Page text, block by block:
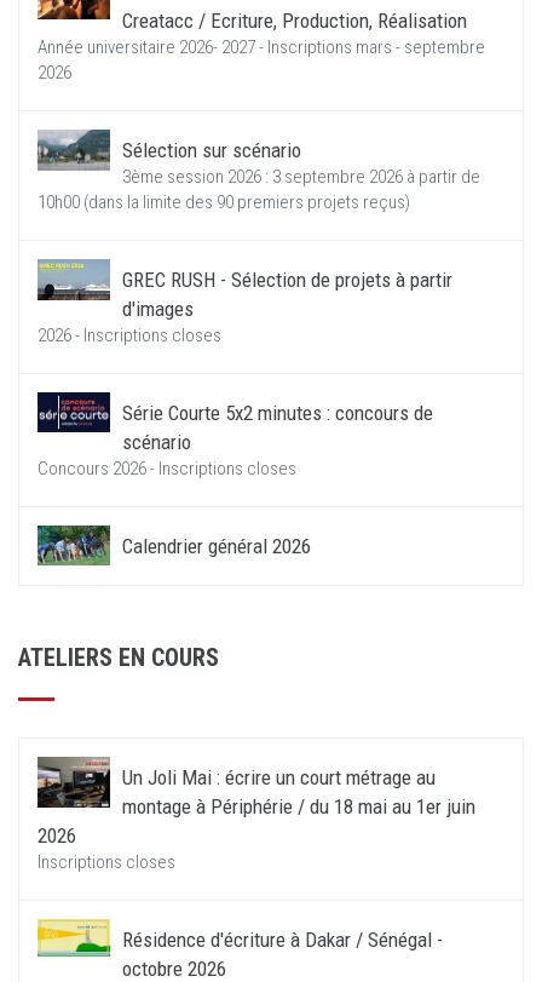
Creatacc / Ecriture, Production, Réalisation
Année universitaire 2026- 2027 - Inscriptions mars - septembre
2026
Sélection sur scénario
3ème session 2026 : 3 septembre 2026 à partir de
10h00 (dans la limite des 90 premiers projets reçus)
GREC RUSH - Sélection de projets à partir
d'images
2026 - Inscriptions closes
Série Courte 5x2 minutes : concours de
scénario
Concours 2026 - Inscriptions closes
Calendrier général 2026
ATELIERS EN COURS
Un Joli Mai : écrire un court métrage au
montage à Périphérie / du 18 mai au 1er juin
2026
Inscriptions closes
Résidence d'écriture à Dakar / Sénégal -
octobre 2026